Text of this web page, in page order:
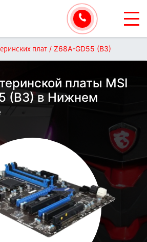
плат / Z68A-GD55 (B3)
платы MSI
(B3) в Нижнем